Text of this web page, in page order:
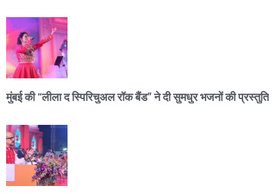
मुंबई की “लीला द स्पिरिचुअल रॉक बैंड” ने दी सुमधुर भजनों की प्रस्तुति